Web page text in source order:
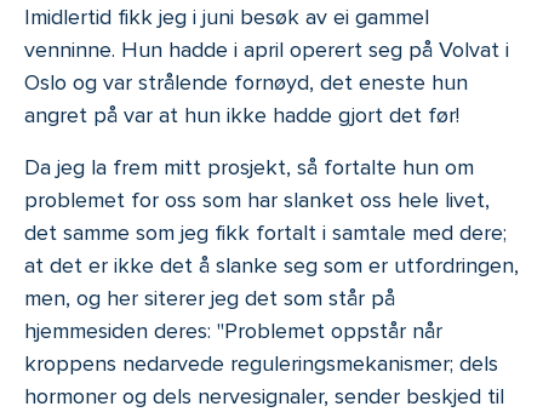
Imidlertid fikk jeg i juni besøk av ei gammel
venninne. Hun hadde i april operert seg på Volvat i
Oslo og var strålende fornøyd, det eneste hun
angret på var at hun ikke hadde gjort det før!
Da jeg la frem mitt prosjekt, så fortalte hun om
problemet for oss som har slanket oss hele livet,
det samme som jeg fikk fortalt i samtale med dere;
at det er ikke det å slanke seg som er utfordringen,
men, og her siterer jeg det som står på
hjemmesiden deres: "Problemet oppstår når
kroppens nedarvede reguleringsmekanismer; dels
hormoner og dels nervesignaler, sender beskjed til